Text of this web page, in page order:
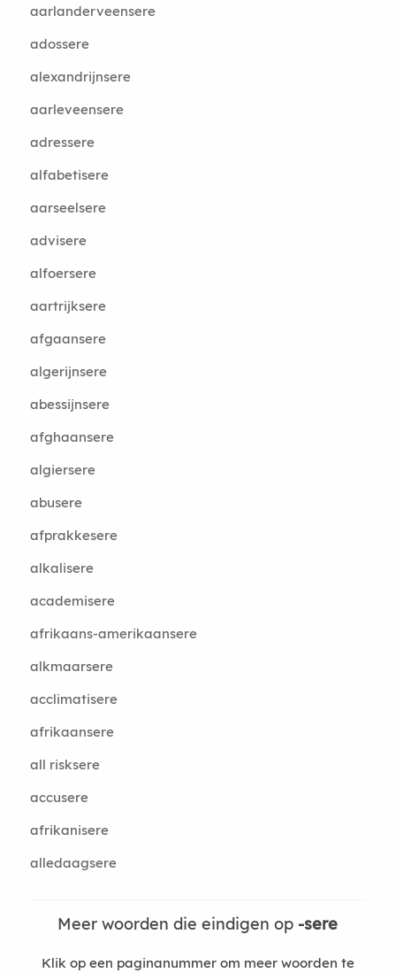
aarlanderveensere
adossere
alexandrijnsere
aarleveensere
adressere
alfabetisere
aarseelsere
advisere
alfoersere
aartrijksere
afgaansere
algerijnsere
abessijnsere
afghaansere
algiersere
abusere
afprakkesere
alkalisere
academisere
afrikaans-amerikaansere
alkmaarsere
acclimatisere
afrikaansere
all risksere
accusere
afrikanisere
alledaagsere
Meer woorden die eindigen op -sere
Klik op een paginanummer om meer woorden te